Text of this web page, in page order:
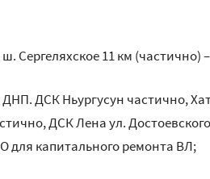
ш. Сергеляхское 11 км
ДНП. ДСК Ньургусун частично,
ДСК Лена ул.
для капитального ремонта ВЛ;